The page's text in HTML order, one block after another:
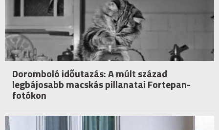
Doromboló időutazás: A múlt század
legbájosabb macskás pillanatai Fortepan-
fotókon